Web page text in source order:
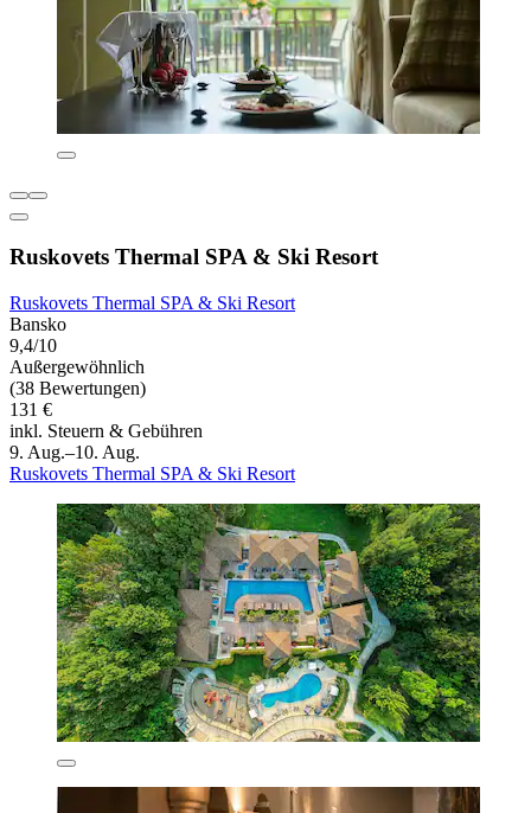
Ruskovets Thermal SPA & Ski Resort
Ruskovets Thermal SPA & Ski Resort
Bansko
9,4/10
Außergewöhnlich
(38 Bewertungen)
131 €
inkl. Steuern & Gebühren
9. Aug.–10. Aug.
Ruskovets Thermal SPA & Ski Resort